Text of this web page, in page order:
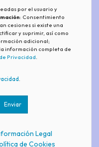
por el usuario y
: Consentimiento
cesiones si existe una
y suprimir, así como
adicional;
información completa de
Privacidad.
Enviar
Legal
de Cookies